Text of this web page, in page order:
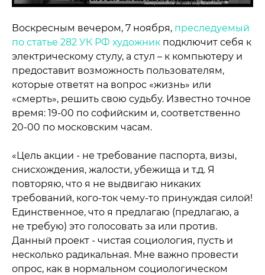
Воскресным вечером, 7 ноября, преследуемый
по статье 282 УК РФ художник подключит себя к
электрическому стулу, а стул – к компьютеру и
предоставит возможность пользователям,
которые ответят на вопрос «жизнь» или
«смерть», решить свою судьбу. Известно точное
время: 19-00 по софийским и, соответственно
20-00 по московским часам.
«Цель акции - не требование паспорта, визы,
снисхождения, жалости, убежища и т.д. Я
повторяю, что я не выдвигаю никаких
требований, кого-ток чему-то принуждая силой!
Единственное, что я предлагаю (предлагаю, а
не требую) это голосовать за или против.
Данный проект - чистая социология, пусть и
несколько радикальная. Мне важно провести
опрос, как в нормальном социологическом